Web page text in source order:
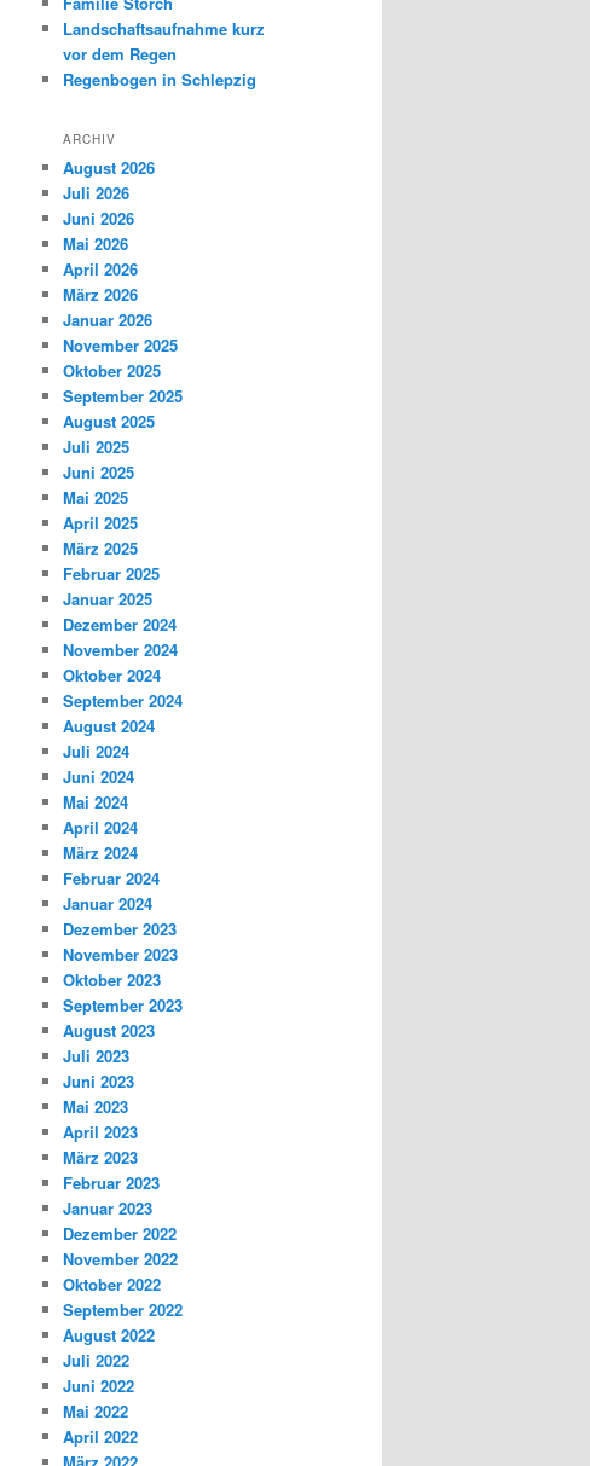
Landschaftsaufnahme kurz
vor dem Regen
Regenbogen in Schlepzig
ARCHIV
August 2026
Juli 2026
Juni 2026
Mai 2026
April 2026
März 2026
Januar 2026
November 2025
Oktober 2025
September 2025
August 2025
Juli 2025
Juni 2025
Mai 2025
April 2025
März 2025
Februar 2025
Januar 2025
Dezember 2024
November 2024
Oktober 2024
September 2024
August 2024
Juli 2024
Juni 2024
Mai 2024
April 2024
März 2024
Februar 2024
Januar 2024
Dezember 2023
November 2023
Oktober 2023
September 2023
August 2023
Juli 2023
Juni 2023
Mai 2023
April 2023
März 2023
Februar 2023
Januar 2023
Dezember 2022
November 2022
Oktober 2022
September 2022
August 2022
Juli 2022
Juni 2022
Mai 2022
April 2022